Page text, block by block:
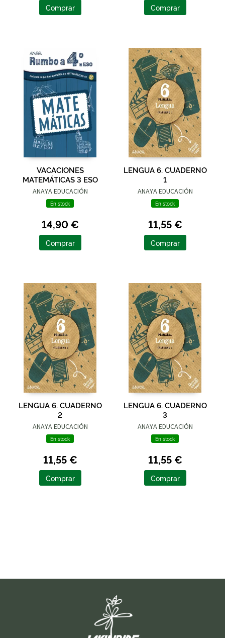
Comprar Comprar
VACACIONES
MATEMÁTICAS 3 ESO
ANAYA EDUCACIÓN
En stock
14,90 €
Comprar
LENGUA 6. CUADERNO
1
ANAYA EDUCACIÓN
En stock
11,55 €
Comprar
LENGUA 6. CUADERNO
2
ANAYA EDUCACIÓN
En stock
11,55 €
Comprar
LENGUA 6. CUADERNO
3
ANAYA EDUCACIÓN
En stock
11,55 €
Comprar